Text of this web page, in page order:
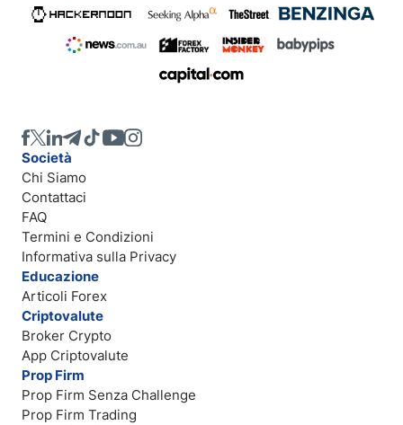
Società
Chi Siamo
Contattaci
FAQ
Termini e Condizioni
Informativa sulla Privacy
Educazione
Articoli Forex
Criptovalute
Broker Crypto
App Criptovalute
Prop Firm
Prop Firm Senza Challenge
Prop Firm Trading